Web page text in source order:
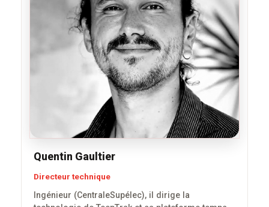
Quentin Gaultier
Directeur technique
Ingénieur (CentraleSupélec), il dirige la